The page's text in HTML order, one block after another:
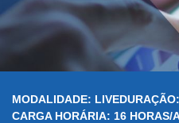
MODALIDADE: LIVE
CARGA HORÁRIA: 16 HORAS/